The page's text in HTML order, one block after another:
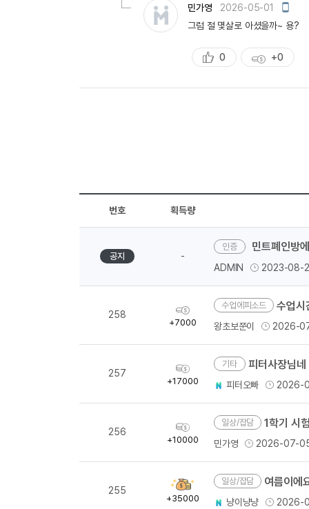
민가영 2026-05-01
모
일
성
그럼 절 몇살로 아셨을까~ 용?
추
천
0
획
득
+0
번호 획득량
공지 -
민트폐인방
ADMIN 2023-08-
258
획
득
+7000
수업에피소드 수업시
왕초보쭌이 2026-
257
획
득
+17000
기타 피터사장님네 조별과
피터오빠 2026-
256
획
득
+10000
일상/잡담 1학기 시험
민가영 2026-07-
255
획
득
+35000
일상/잡담 여름이에
냥이냥냥 2026-